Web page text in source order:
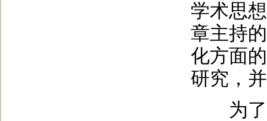
学术思
章主持
化方面
研究，
为了